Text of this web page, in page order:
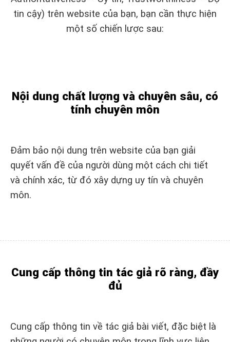
tin cậy) trên website của bạn, bạn cần thực hiện
một số chiến lược sau:
Nội dung chất lượng và chuyên sâu, có
tính chuyên môn
Đảm bảo nội dung trên website của bạn giải
quyết vấn đề của người dùng một cách chi tiết
và chính xác, từ đó xây dựng uy tín và chuyên
môn.
Cung cấp thông tin tác giả rõ ràng, đầy
đủ
Cung cấp thông tin về tác giả bài viết, đặc biệt là